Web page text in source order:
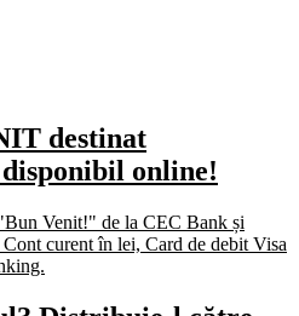
destinat
online!
Venit!" de la CEC Bank și
curent în lei, Card de debit Visa